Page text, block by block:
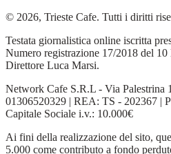
© 2026, Trieste Cafe. Tutti i diritti
Testata giornalistica online iscritta
Numero registrazione 17/2018 del
Direttore Luca Marsi.
Network Cafe S.R.L - Via Palestrina
01306520329 | REA: TS - 202367 |
Capitale Sociale i.v.: 10.000€
Ai fini della realizzazione del sito,
5.000 come contributo a fondo